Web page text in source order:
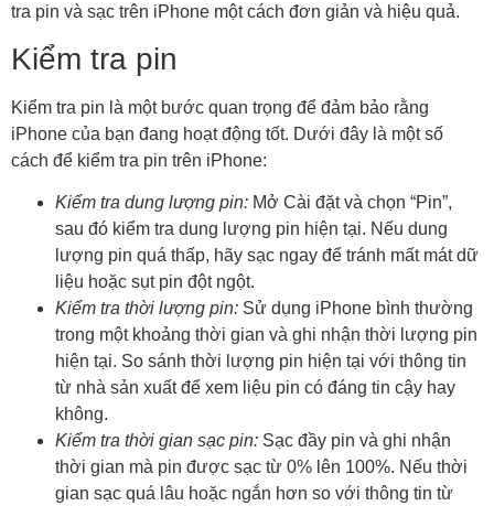
tra pin và sạc trên iPhone một cách đơn giản và hiệu quả.
Kiểm tra pin
Kiểm tra pin là một bước quan trọng để đảm bảo rằng
iPhone của bạn đang hoạt động tốt. Dưới đây là một số
cách để kiểm tra pin trên iPhone:
Kiểm tra dung lượng pin: Mở Cài đặt và chọn “Pin”,
sau đó kiểm tra dung lượng pin hiện tại. Nếu dung
lượng pin quá thấp, hãy sạc ngay để tránh mất mát dữ
liệu hoặc sụt pin đột ngột.
Kiểm tra thời lượng pin: Sử dụng iPhone bình thường
trong một khoảng thời gian và ghi nhận thời lượng pin
hiện tại. So sánh thời lượng pin hiện tại với thông tin
từ nhà sản xuất để xem liệu pin có đáng tin cậy hay
không.
Kiểm tra thời gian sạc pin: Sạc đầy pin và ghi nhận
thời gian mà pin được sạc từ 0% lên 100%. Nếu thời
gian sạc quá lâu hoặc ngắn hơn so với thông tin từ